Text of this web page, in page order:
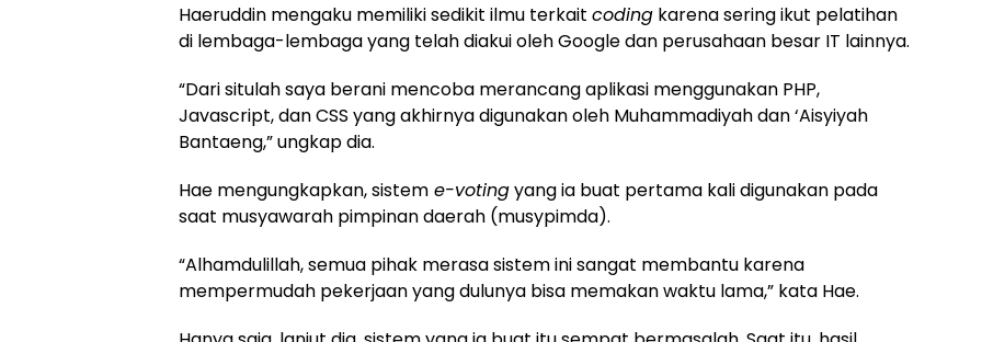
Haeruddin mengaku memiliki sedikit ilmu terkait coding karena sering ikut pelatihan
di lembaga-lembaga yang telah diakui oleh Google dan perusahaan besar IT lainnya.
“Dari situlah saya berani mencoba merancang aplikasi menggunakan PHP,
Javascript, dan CSS yang akhirnya digunakan oleh Muhammadiyah dan ‘Aisyiyah
Bantaeng,” ungkap dia.
Hae mengungkapkan, sistem e-votingyang ia buat pertama kali digunakan pada
saat musyawarah pimpinan daerah (musypimda).
“Alhamdulillah, semua pihak merasa sistem ini sangat membantu karena
mempermudah pekerjaan yang dulunya bisa memakan waktu lama,” kata Hae.